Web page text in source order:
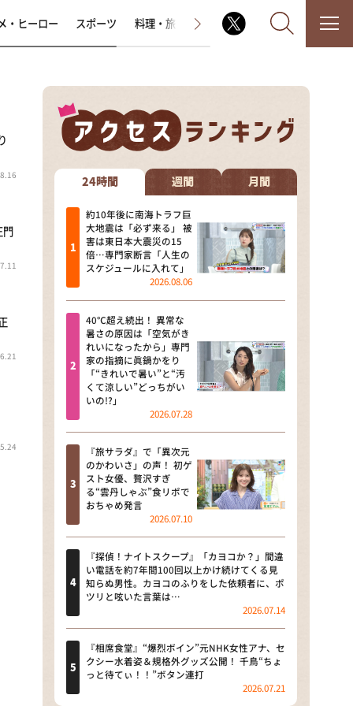
なるみ・岡村の過ぎるTV
相席食堂
これ余談なんですけど・・・
～人生密着トークバラエティ！
～ やすとものいたって真剣です
探偵！ナイトスクープ
news おかえり
河合＆A.B.C-Z塚田×福井アナ
「なんでやねん！？」（news お
かえり）
DAIGOも台所 ～きょうの献立 何
にする？～
本日はダイアンなり！シーズン２
朝だ！生です旅サラダ
教えて！ニュースライブ 正義の
ミカタ
ＬＩＦＥ～夢のカタチ～
新婚さんいらっしゃい！
ポツンと一軒家
ザキ山小屋本館
・ヒーロー スポーツ 料理・旅 ラジオ番組 その他
門
24時間 週間 月間
約10年後に南海トラフ巨
大地震は「必ず来る」 被
害は東日本大震災の15
倍…専門家断言「人生の
スケジュールに入れて」
2026.08.06
40℃超え続出！ 異常な
暑さの原因は「空気がき
れいになったから」専門
家の指摘に眞鍋かをり
「“きれいで暑い”と“汚
くて涼しい”どっちがい
いの!?」
2026.07.28
『旅サラダ』で「異次元
のかわいさ」の声！ 初ゲ
スト女優、贅沢すぎ
る“雲丹しゃぶ”食リポで
おちゃめ発言
2026.07.10
『探偵！ナイトスクープ』「カヨコか？」間違
い電話を約7年間100回以上かけ続けてくる見
知らぬ男性。カヨコのふりをした依頼者に、ポ
ツリと呟いた言葉は…
2026.07.14
『相席食堂』“爆烈ボイン”元NHK女性アナ、セ
クシー水着姿＆規格外グッズ公開！ 千鳥“ちょ
っと待てぃ！！”ボタン連打
2026.07.21